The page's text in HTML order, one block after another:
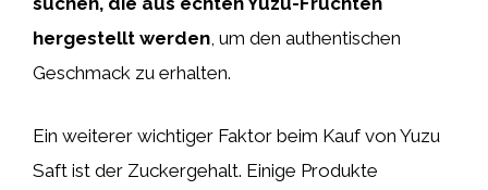
hergestellt werden, um den authentischen
Geschmack zu erhalten.
Ein weiterer wichtiger Faktor beim Kauf von Yuzu
Saft ist der Zuckergehalt. Einige Produkte